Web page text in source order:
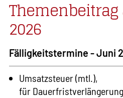
2026
Fälligkeitstermine - Juni
Umsatzsteuer (mtl.),
für